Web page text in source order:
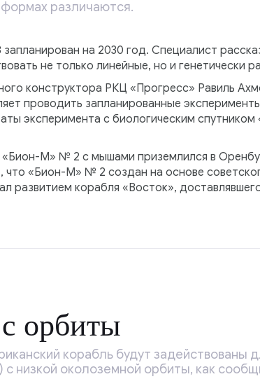
различаются.
на 2030 год. Специалист
не только линейные, но и генетически
конструктора РКЦ «Прогресс» Равиль
проводить запланированные
эксперимента с биологическим
М» № 2 с мышами приземлился в
что «Бион-М» № 2 создан на основе
развитием корабля «Восток»,
орбиты
корабль будут
низкой околоземной орбиты, как